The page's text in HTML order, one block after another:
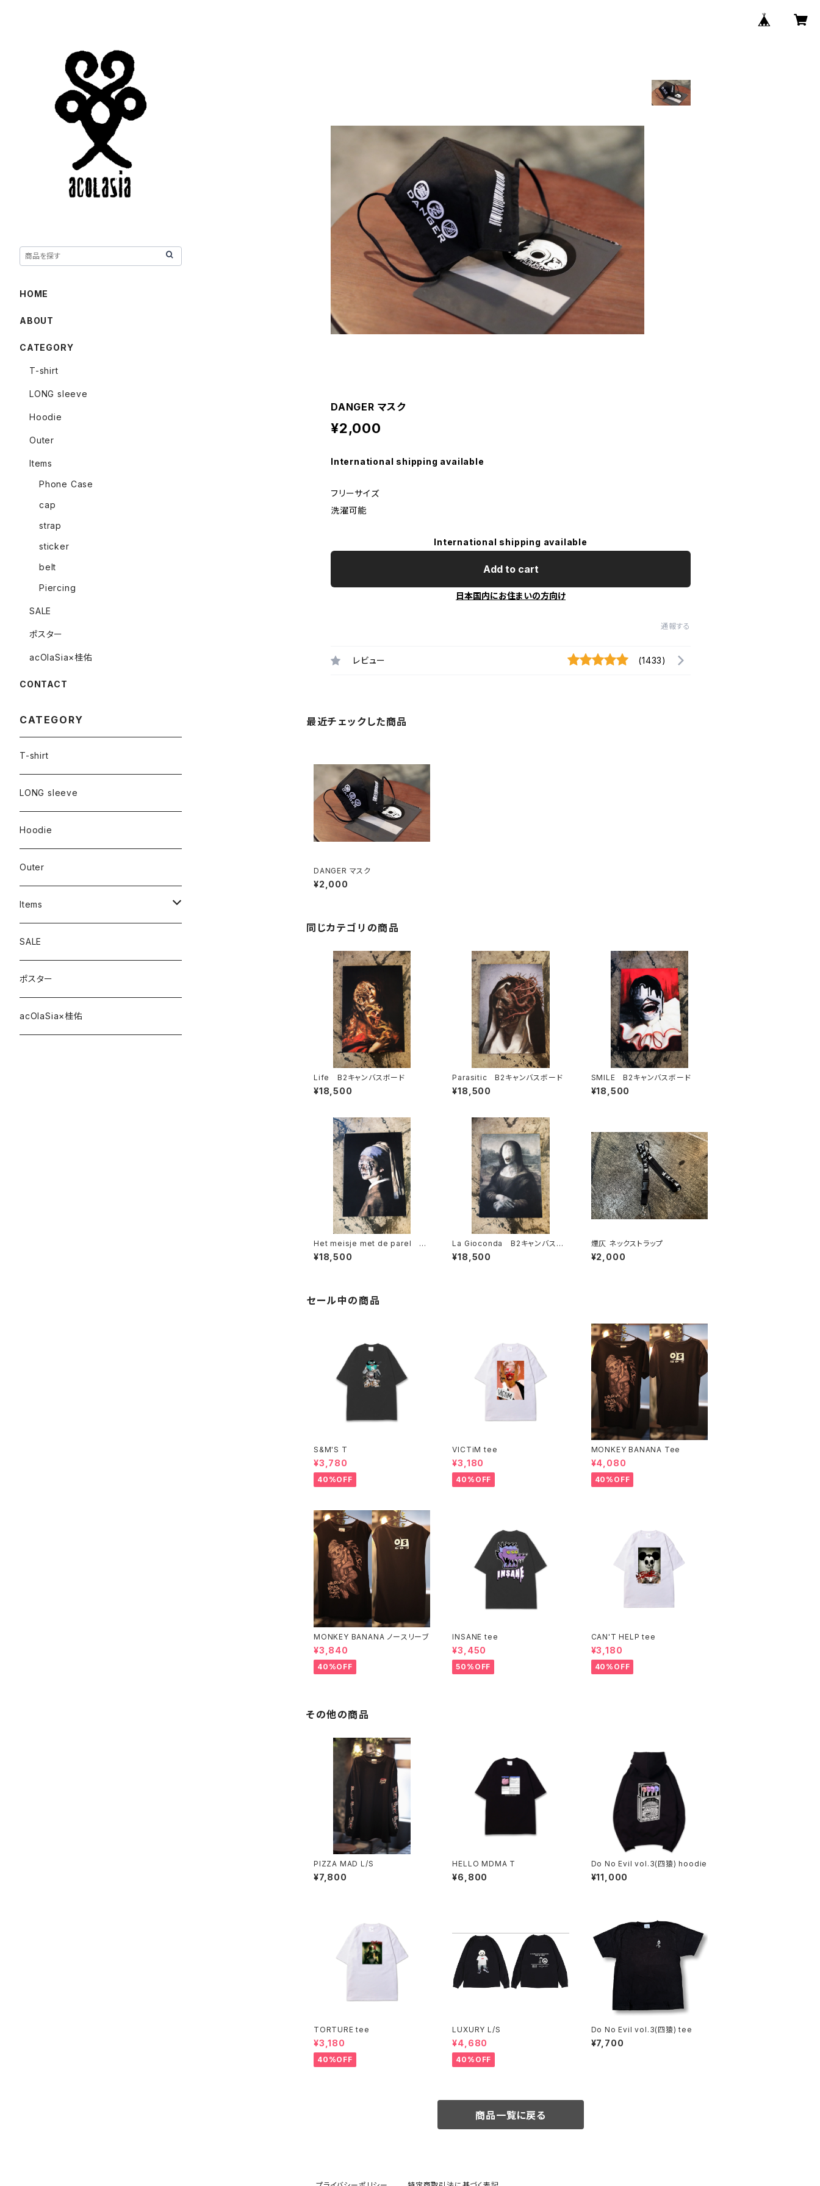
DANGER マスク
¥2,000
International shipping available
フリーサイズ
洗濯可能
International shipping available
Add to cart
日本国内にお住まいの方向け
通報する
レビュー (1433)
最近チェックした商品
DANGER マスク
¥2,000
同じカテゴリの商品
Life B2キャンバスボード
¥18,500
Parasitic B2キャンバスボード
¥18,500
SMILE B2キャンバスボード
¥18,500
Het meisje met de parel B2
キャンバスボード
¥18,500
La Gioconda B2キャンバスボ
ード
¥18,500
煙仄 ネックストラップ
¥2,000
セール中の商品
S&M'S T
¥3,780
40%OFF
VICTiM tee
¥3,180
40%OFF
MONKEY BANANA Tee
¥4,080
40%OFF
MONKEY BANANA ノースリーブ
¥3,840
40%OFF
INSANE tee
¥3,450
50%OFF
CAN'T HELP tee
¥3,180
40%OFF
その他の商品
PIZZA MAD L/S
¥7,800
HELLO MDMA T
¥6,800
Do No Evil vol.3(四猿) hoodie
¥11,000
TORTURE tee
¥3,180
40%OFF
LUXURY L/S
¥4,680
40%OFF
Do No Evil vol.3(四猿) tee
¥7,700
商品一覧に戻る
HOME
ABOUT
CATEGORY
T-shirt
LONG sleeve
Hoodie
Outer
Items
Phone Case
cap
strap
sticker
belt
Piercing
SALE
ポスター
acOlaSia×桂佑
CONTACT
CATEGORY
T-shirt
LONG sleeve
Hoodie
Outer
Items
Phone Case
cap
strap
SALE
ポスター
acOlaSia×桂佑